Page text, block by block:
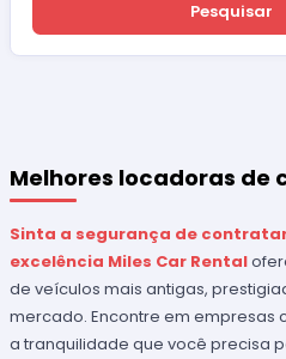
Pesquisar
Melhores locadoras de
Sinta a segurança de
excelência Miles Car Rental
de veículos mais antigas,
mercado. Encontre em empresas
a tranquilidade que você precisa